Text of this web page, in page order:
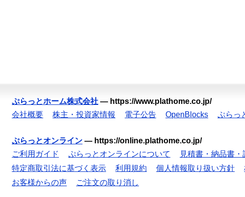
ぷらっとホーム株式会社 — https://www.plathome.co.jp/
会社概要
株主・投資家情報 電子公告 OpenBlocks ぷらっ
ぷらっとオンライン — https://online.plathome.co.jp/
ご利用ガイド
ぷらっとオンラインについて 見積書・納品書
特定商取引法に基づく表示
利用規約 個人情報取り扱い方針
お客様からの声
ご注文の取り消し